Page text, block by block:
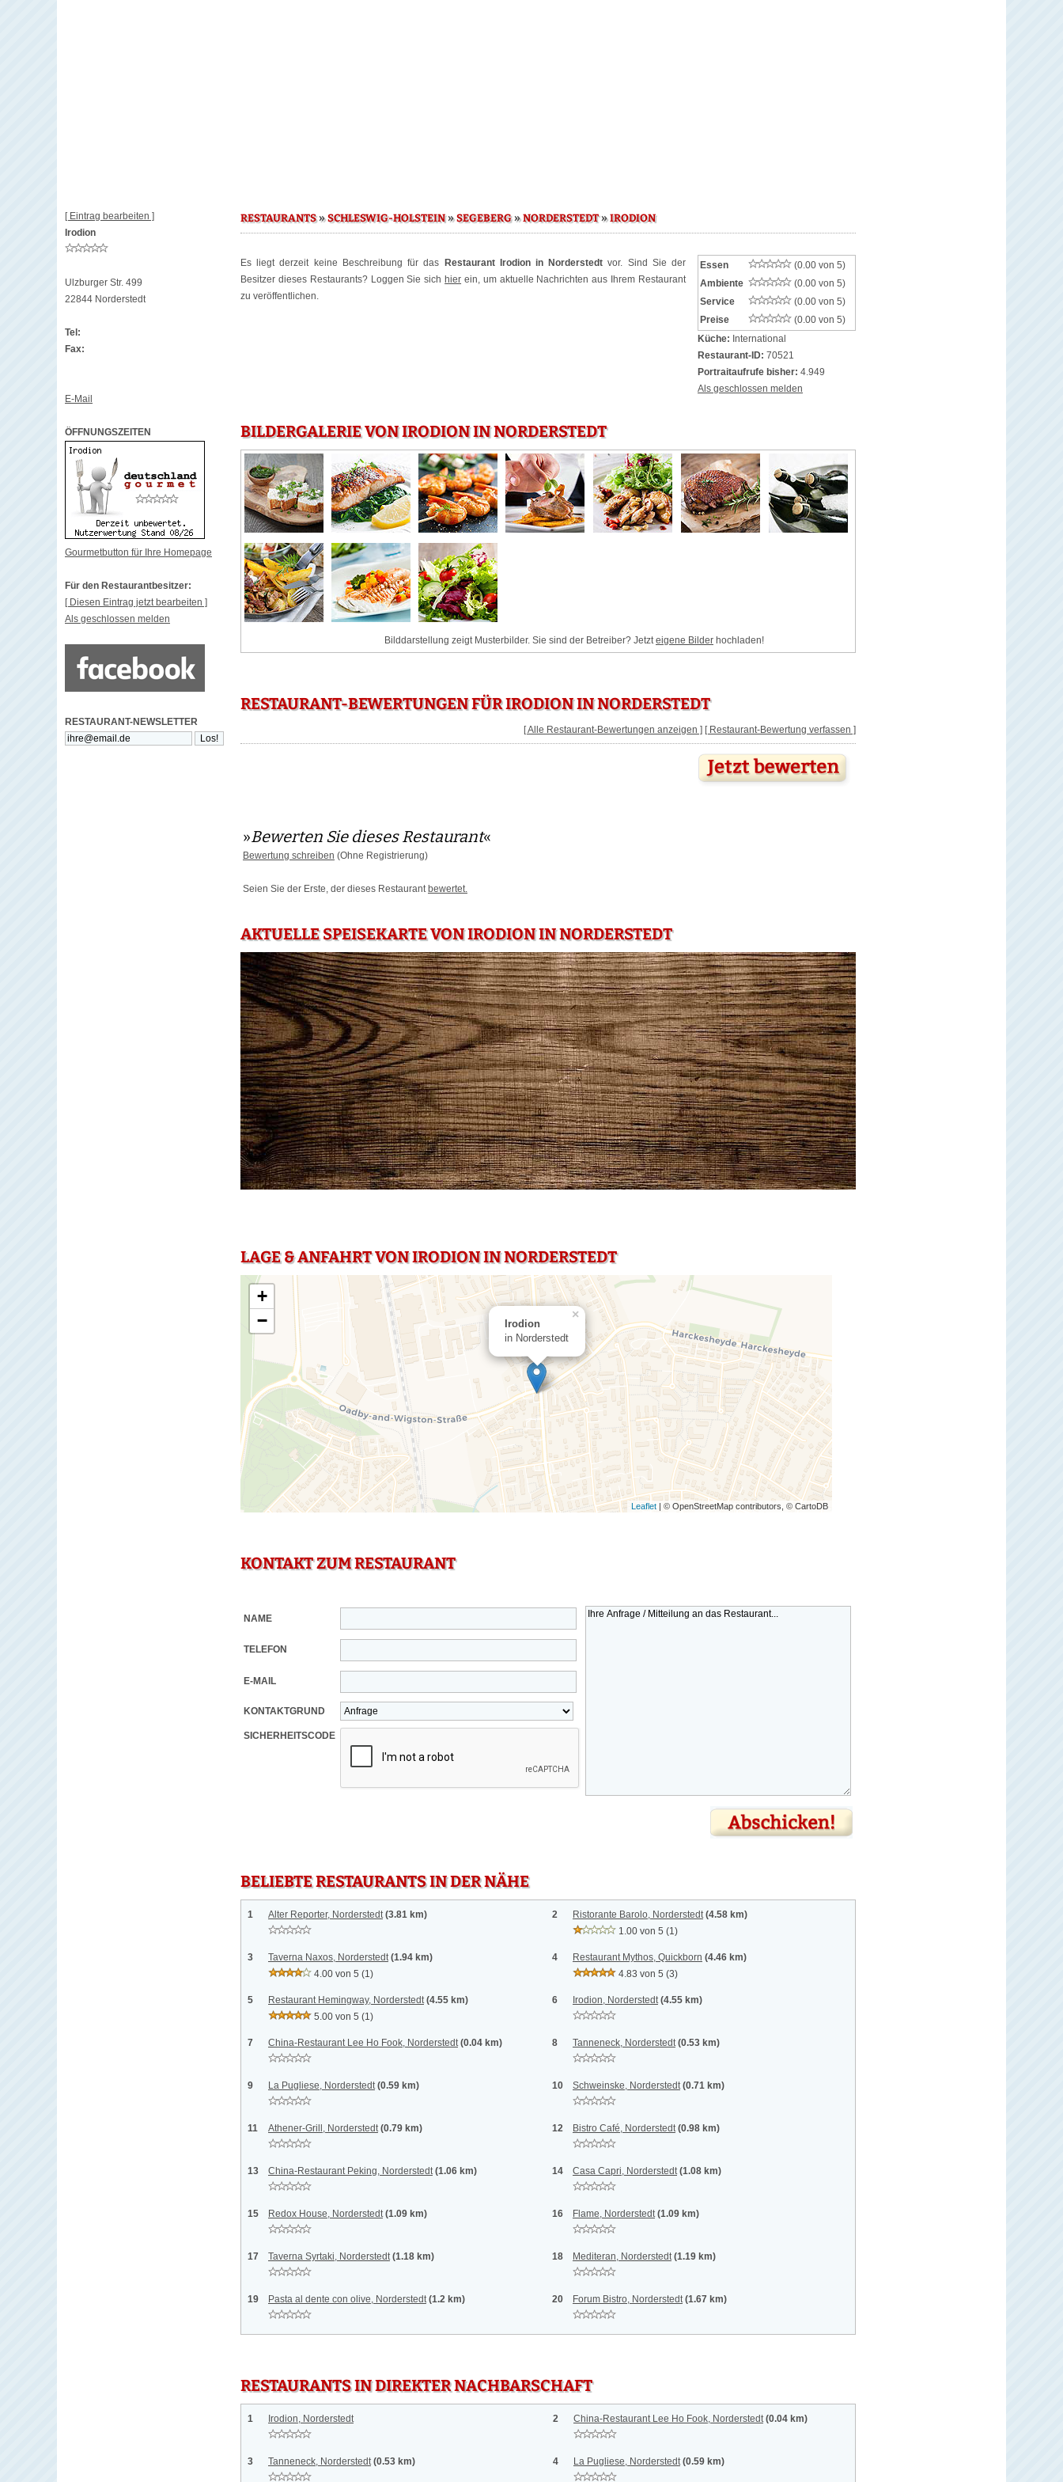
[ Eintrag bearbeiten ]
Irodion
Ulzburger Str. 499
22844 Norderstedt
Tel:
Fax:
E-Mail
ÖFFNUNGSZEITEN
Gourmetbutton für Ihre Homepage
Für den Restaurantbesitzer:
[ Diesen Eintrag jetzt bearbeiten ]
Als geschlossen melden
RESTAURANT-NEWSLETTER
RESTAURANTS»SCHLESWIG-HOLSTEIN»SEGEBERG»NORDERSTEDT»IRODION
Es liegt derzeit keine Beschreibung für das Restaurant Irodion in Norderstedt vor. Sind Sie der
Besitzer dieses Restaurants? Loggen Sie sich hier ein, um aktuelle Nachrichten aus Ihrem Restaurant
zu veröffentlichen.
Essen
(0.00 von 5)
Ambiente
(0.00 von 5)
Service
(0.00 von 5)
Preise
(0.00 von 5)
Küche: International
Restaurant-ID: 70521
Portraitaufrufe bisher: 4.949
Als geschlossen melden
BILDERGALERIE VON IRODION IN NORDERSTEDT
Bilddarstellung zeigt Musterbilder. Sie sind der Betreiber? Jetzteigene Bilder hochladen!
RESTAURANT-BEWERTUNGEN FÜR IRODION IN NORDERSTEDT
[ Alle Restaurant-Bewertungen anzeigen ] [ Restaurant-Bewertung verfassen ]
»Bewerten Sie dieses Restaurant«
Bewertung schreiben (Ohne Registrierung)
Seien Sie der Erste, der dieses Restaurant bewertet.
AKTUELLE SPEISEKARTE VON IRODION IN NORDERSTEDT
LAGE & ANFAHRT VON IRODION IN NORDERSTEDT
Irodion
in Norderstedt
×
+
−
Leaflet | © OpenStreetMap contributors, © CartoDB
KONTAKT ZUM RESTAURANT
NAME
TELEFON
E-MAIL
KONTAKTGRUND
SICHERHEITSCODE
BELIEBTE RESTAURANTS IN DER NÄHE
1 Alter Reporter, Norderstedt (3.81 km) 2 Ristorante Barolo, Norderstedt (4.58 km)
1.00 von 5 (1)
3 Taverna Naxos, Norderstedt (1.94 km)
4.00 von 5 (1)
4 Restaurant Mythos, Quickborn (4.46 km)
4.83 von 5 (3)
5 Restaurant Hemingway, Norderstedt (4.55 km)
5.00 von 5 (1)
6 Irodion, Norderstedt (4.55 km)
7 China-Restaurant Lee Ho Fook, Norderstedt (0.04 km) 8 Tanneneck, Norderstedt (0.53 km)
9 La Pugliese, Norderstedt (0.59 km) 10 Schweinske, Norderstedt (0.71 km)
11 Athener-Grill, Norderstedt (0.79 km) 12 Bistro Café, Norderstedt (0.98 km)
13 China-Restaurant Peking, Norderstedt (1.06 km) 14 Casa Capri, Norderstedt (1.08 km)
15 Redox House, Norderstedt (1.09 km) 16 Flame, Norderstedt (1.09 km)
17 Taverna Syrtaki, Norderstedt (1.18 km) 18 Mediteran, Norderstedt (1.19 km)
19 Pasta al dente con olive, Norderstedt (1.2 km) 20 Forum Bistro, Norderstedt (1.67 km)
RESTAURANTS IN DIREKTER NACHBARSCHAFT
1 Irodion, Norderstedt 2 China-Restaurant Lee Ho Fook, Norderstedt (0.04 km)
3 Tanneneck, Norderstedt (0.53 km) 4 La Pugliese, Norderstedt (0.59 km)